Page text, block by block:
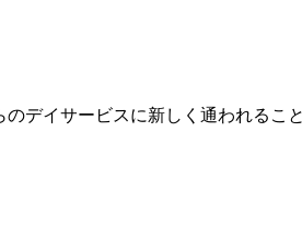
デイサービスに新しく通われる